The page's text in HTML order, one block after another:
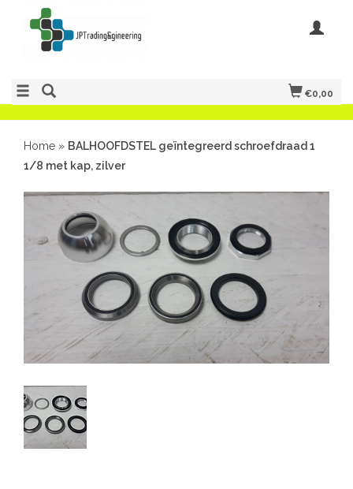
€0,00
Home » BALHOOFDSTEL geïntegreerd schroefdraad 1
1/8 met kap, zilver